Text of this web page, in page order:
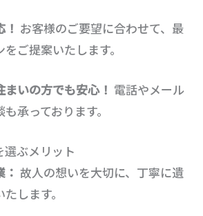
お客様のご要望に合わせて、最
ご提案いたします。
まいの方でも安心！ 電話やメール
承っております。
選ぶメリット
故人の想いを大切に、丁寧に遺
します。